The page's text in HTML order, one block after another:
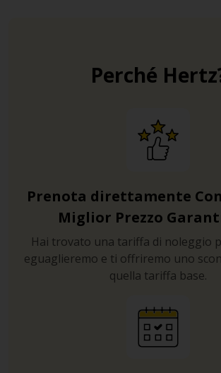
Perché
Prenota direttamente
Miglior Prezzo
Hai trovato una tariffa di noleggio
eguaglieremo e ti offriremo uno
quella tariffa base.